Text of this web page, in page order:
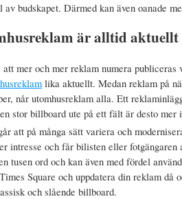
av budskapet. Därmed kan även oanade
är alltid aktuellt
att mer och mer reklam numera
lika aktuellt. Medan reklam på
når utomhusreklam alla. Ett
stor billboard ute på ett fält är desto mer
att på många sätt variera och
intresse och får bilisten eller
tusen ord och kan även med fördel
Square och uppdatera din reklam då
och slående billboard.